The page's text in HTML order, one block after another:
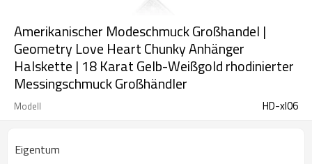
Amerikanischer Modeschmuck Großhandel |
Geometry Love Heart Chunky Anhänger
Halskette | 18 Karat Gelb-Weißgold rhodinierter
Messingschmuck Großhändler
Modell HD-xl06
Eigentum